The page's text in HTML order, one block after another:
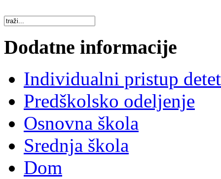
Dodatne informacije
Individualni pristup
Predškolsko odeljenje
Osnovna škola
Srednja škola
Dom